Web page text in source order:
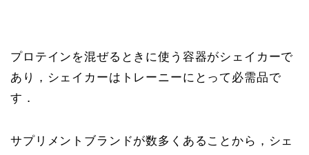
プロテインを混ぜるときに使う容器がシェイカーで
あり，シェイカーはトレーニーにとって必需品で
す．
サプリメントブランドが数多くあることから，シェ